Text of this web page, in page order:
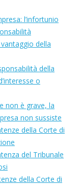
l’infortunio
della
della
o
non è grave, la
non sussiste
della Corte di
del Tribunale
della Corte di